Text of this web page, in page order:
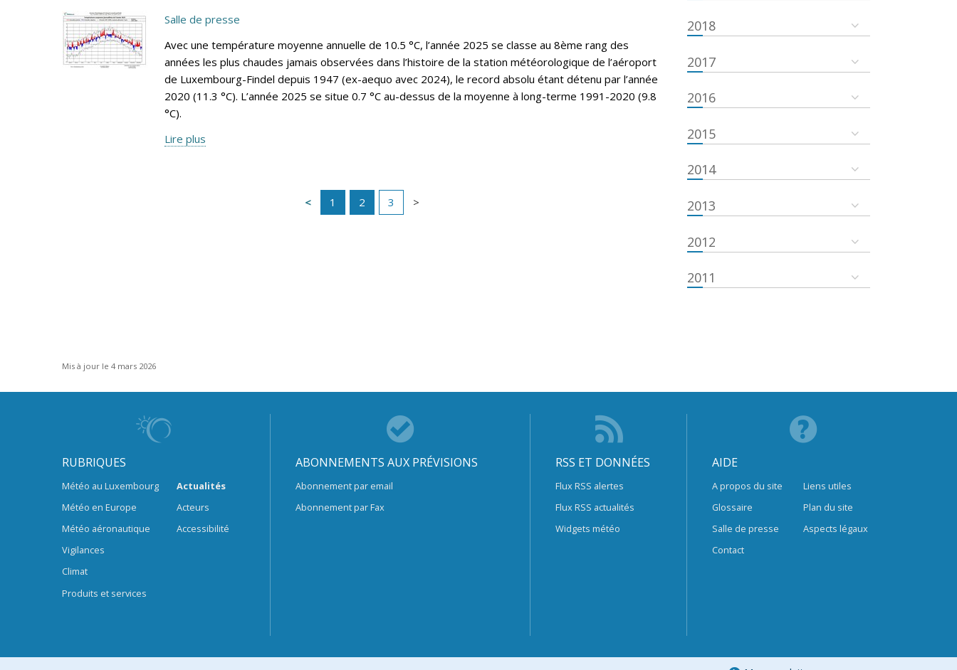
Salle de presse
Avec une température moyenne annuelle de 10.5 °C, l’année 2025 se classe au 8ème rang des
années les plus chaudes jamais observées dans l’histoire de la station météorologique de l’aéroport
de Luxembourg-Findel depuis 1947 (ex-aequo avec 2024), le record absolu étant détenu par l’année
2020 (11.3 °C). L’année 2025 se situe 0.7 °C au-dessus de la moyenne à long-terme 1991-2020 (9.8
°C).
Lire plus
1 2 3
2018
2017
2016
2015
2014
2013
2012
2011
Mis à jour le 4 mars 2026
RUBRIQUES
Météo au Luxembourg
Météo en Europe
Météo aéronautique
Vigilances
Climat
Produits et services
Actualités
Acteurs
Accessibilité
ABONNEMENTS AUX PRÉVISIONS
Abonnement par email
Abonnement par Fax
RSS ET DONNÉES
Flux RSS alertes
Flux RSS actualités
Widgets météo
AIDE
A propos du site
Glossaire
Salle de presse
Contact
Liens utiles
Plan du site
Aspects légaux